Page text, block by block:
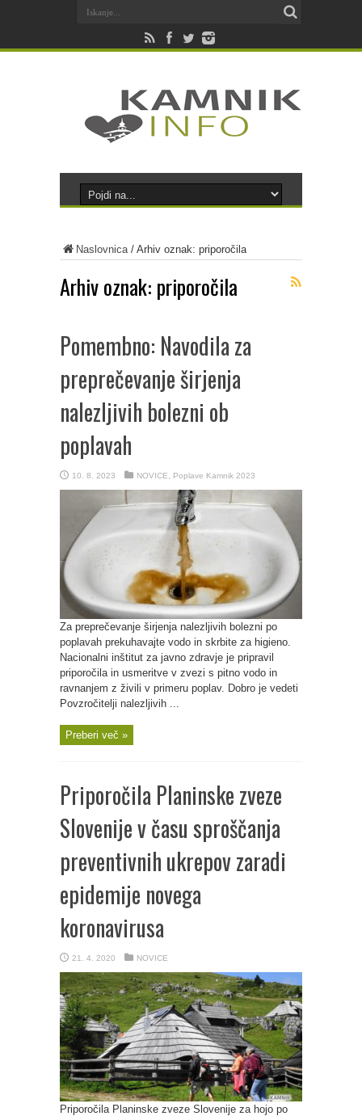
Naslovnica/ Arhiv oznak: priporočila
Arhiv oznak: priporočila
Pomembno: Navodila za
preprečevanje širjenja
nalezljivih bolezni ob
poplavah
10. 8. 2023 NOVICE Poplave Kamnik 2023
Za preprečevanje širjenja nalezljivih bolezni po
poplavah prekuhavajte vodo in skrbite za higieno.
Nacionalni inštitut za javno zdravje je pripravil
priporočila in usmeritve v zvezi s pitno vodo in
ravnanjem z živili v primeru poplav. Dobro je vedeti
Povzročitelji nalezljivih ...
Preberi več »
Priporočila Planinske zveze
Slovenije v času sproščanja
preventivnih ukrepov zaradi
epidemije novega
koronavirusa
21. 4. 2020 NOVICE
Priporočila Planinske zveze Slovenije za hojo po